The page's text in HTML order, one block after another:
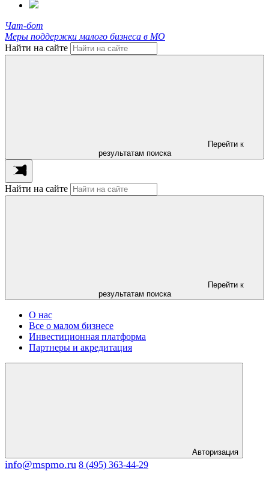
Чат-бот
Меры поддержки малого бизнеса в МО
Найти на сайте
Перейти к
результатам поиска
Найти на сайте
Перейти к
результатам поиска
О нас
Все о малом бизнесе
Инвестиционная платформа
Партнеры и акредитация
Авторизация
info@mspmo.ru 8 (495) 363-44-29